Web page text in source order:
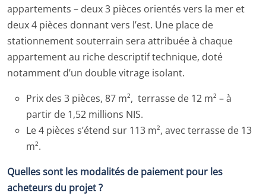
appartements – deux 3 pièces orientés vers la mer et
deux 4 pièces donnant vers l’est. Une place de
stationnement souterrain sera attribuée à chaque
appartement au riche descriptif technique, doté
notamment d’un double vitrage isolant.
Prix des 3 pièces, 87 m², terrasse de 12 m² – à
partir de 1,52 millions NIS.
Le 4 pièces s’étend sur 113 m², avec terrasse de 13
m².
Quelles sont les modalités de paiement pour les
acheteurs du projet ?